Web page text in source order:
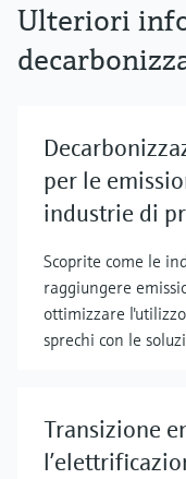
Ulteriori
per le
industrie di
Scoprite come le
raggiungere
ottimizzare
sprechi con le
Transizione